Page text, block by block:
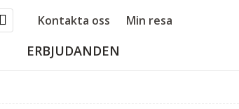
Kontakta oss Min resa
ERBJUDANDEN